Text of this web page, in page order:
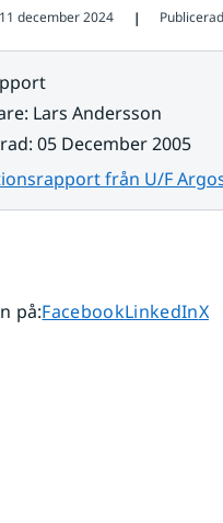
11 december 2024 ❘ Publicerad
: Lars Andersson
: 05 December 2005
från U/F
på:Dela sidan på
FacebookDela sidan
LinkedInX